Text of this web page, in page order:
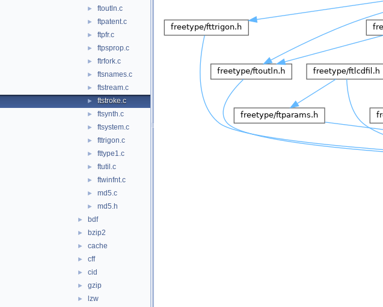
► ftoutln.c
► ftpatent.c
► ftpfr.c
► ftpsprop.c
► ftrfork.c
► ftsnames.c
► ftstream.c
► ftstroke.c
► ftsynth.c
► ftsystem.c
► fttrigon.c
► fttype1.c
► ftutil.c
► ftwinfnt.c
► md5.c
► md5.h
► bdf
► bzip2
► cache
► cff
► cid
► gzip
► lzw